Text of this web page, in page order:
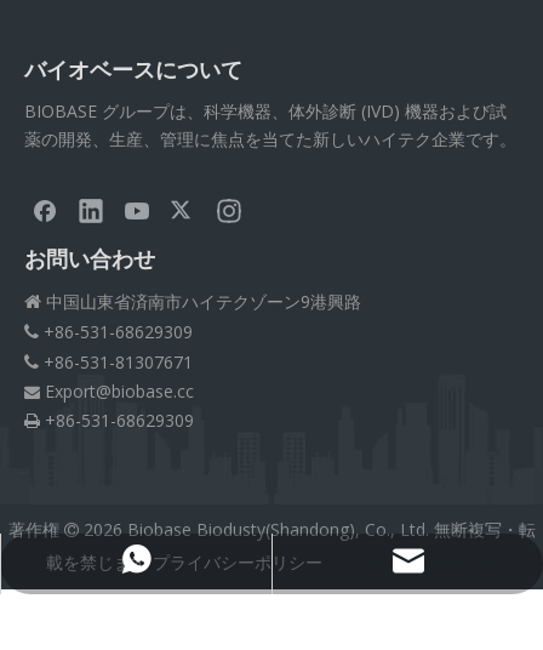
バイオベースについて
BIOBASE グループは、科学機器、体外診断 (IVD) 機器および試
薬の開発、生産、管理に焦点を当てた新しいハイテク企業です。
お問い合わせ
 中国山東省済南市ハイテクゾーン9港興路
 +86-531-68629309
 +86-531-81307671
 Export@biobase.cc
 +86-531-68629309
+8615965313270
Export@biobase.cc
著作権  2026 Biobase Biodusty(Shandong), Co., Ltd. 無断複写・転
載を禁じますプライバシーポリシー
外贸网站网站建设公司